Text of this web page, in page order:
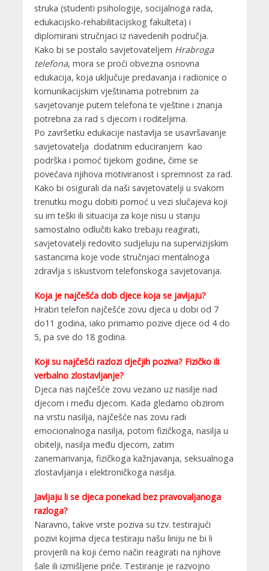
struka (studenti psihologije, socijalnoga rada,
edukacijsko-rehabilitacijskog fakulteta) i
diplomirani stručnjaci iz navedenih područja.
Kako bi se postalo savjetovateljem Hrabroga
telefona, mora se proći obvezna osnovna
edukacija, koja uključuje predavanja i radionice o
komunikacijskim vještinama potrebnim za
savjetovanje putem telefona te vještine i znanja
potrebna za rad s djecom i roditeljima.
Po završetku edukacije nastavlja se usavršavanje
savjetovatelja dodatnim educiranjem kao
podrška i pomoć tijekom godine, čime se
povećava njihova motiviranost i spremnost za rad.
Kako bi osigurali da naši savjetovatelji u svakom
trenutku mogu dobiti pomoć u vezi slučajeva koji
su im teški ili situacija za koje nisu u stanju
samostalno odlučiti kako trebaju reagirati,
savjetovatelji redovito sudjeluju na supervizijskim
sastancima koje vode stručnjaci mentalnoga
zdravlja s iskustvom telefonskoga savjetovanja.
Koja je najčešća dob djece koja se javljaju?
Hrabri telefon najčešće zovu djeca u dobi od 7
do11 godina, iako primamo pozive djece od 4 do
5, pa sve do 18 godina.
Koji su najčešći razlozi dječjih poziva? Fizičko ili
verbalno zlostavljanje?
Djeca nas najčešće zovu vezano uz nasilje nad
djecom i među djecom. Kada gledamo obzirom
na vrstu nasilja, najčešće nas zovu radi
emocionalnoga nasilja, potom fizičkoga, nasilja u
obitelji, nasilja među djecom, zatim
zanemarivanja, fizičkoga kažnjavanja, seksualnoga
zlostavljanja i elektroničkoga nasilja.
Javljaju li se djeca ponekad bez pravovaljanoga
razloga?
Naravno, takve vrste poziva su tzv. testirajući
pozivi kojima djeca testiraju našu liniju ne bi li
provjerili na koji ćemo način reagirati na njihove
šale ili izmišljene priče. Testiranje je razvojno